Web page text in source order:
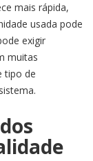
mais rápida,
usada pode
exigir
muitas
tipo de